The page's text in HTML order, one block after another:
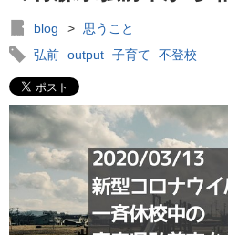
blog >
思うこと
弘前 output 子育て 不登校